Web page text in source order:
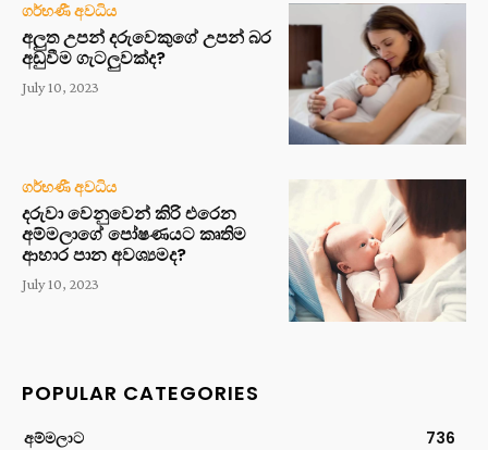
ගර්භණී අවධිය
අලුත උපන් දරුවෙකුගේ උපන් බර
අඩුවීම ගැටලුවක්ද?
July 10, 2023
ගර්භණී අවධිය
දරුවා වෙනුවෙන් කිරි එරෙන
අම්මලාගේ පෝෂණයට කෘතිම
ආහාර පාන අවශ්‍යමද?
July 10, 2023
POPULAR CATEGORIES
අම්මලාට
736